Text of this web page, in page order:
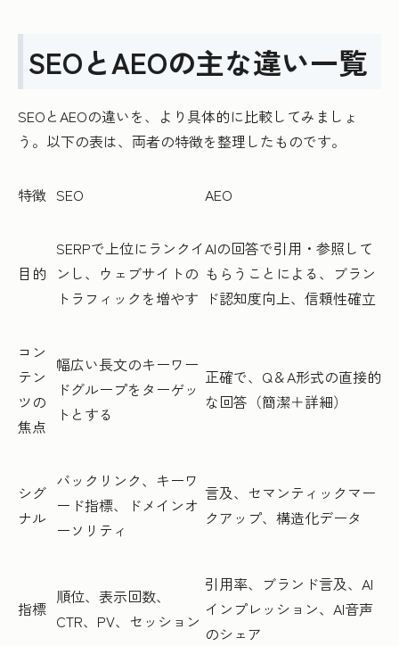
SEOとAEOの主な違い一覧
SEOとAEOの違いを、より具体的に比較してみましょ
う。以下の表は、両者の特徴を整理したものです。
特徴 SEO AEO
目的
SERPで上位にランクイ
ンし、ウェブサイトの
トラフィックを増やす
AIの回答で引用・参照して
もらうことによる、ブラン
ド認知度向上、信頼性確立
コン
テン
ツの
焦点
幅広い長文のキーワー
ドグループをターゲッ
トとする
正確で、Q＆A形式の直接的
な回答（簡潔＋詳細）
シグ
ナル
バックリンク、キーワ
ード指標、ドメインオ
ーソリティ
言及、セマンティックマー
クアップ、構造化データ
指標
順位、表示回数、
CTR、PV、セッション
引用率、ブランド言及、AI
インプレッション、AI音声
のシェア